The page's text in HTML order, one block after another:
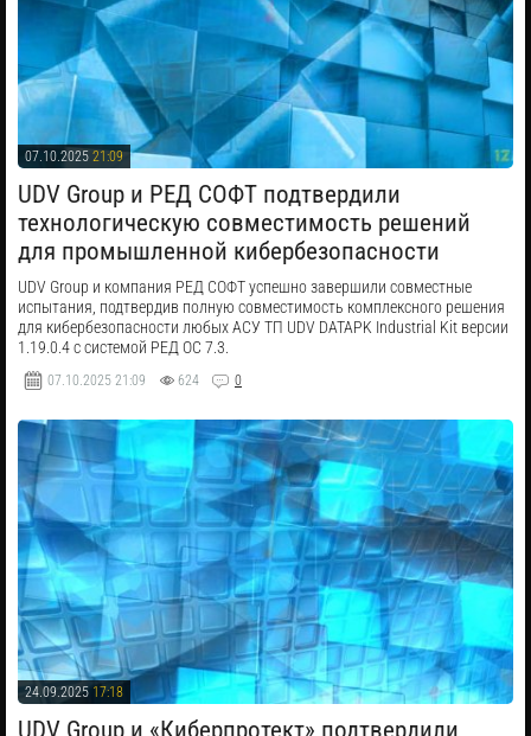
07.10.2025 21:09
​UDV Group и РЕД СОФТ подтвердили
технологическую совместимость решений
для промышленной кибербезопасности
UDV Group и компания РЕД СОФТ успешно завершили совместные
испытания, подтвердив полную совместимость комплексного решения
для кибербезопасности любых АСУ ТП UDV DATAPK Industrial Kit версии
1.19.0.4 с системой РЕД ОС 7.3.
07.10.2025 21:09 624 0
24.09.2025 17:18
​UDV Group и «Киберпротект» подтвердили